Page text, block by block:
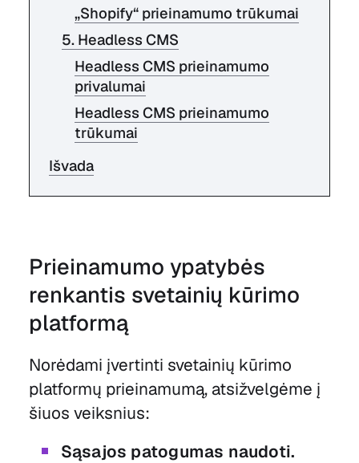
„Shopify“ prieinamumo trūkumai
5. Headless CMS
Headless CMS prieinamumo
privalumai
Headless CMS prieinamumo
trūkumai
Išvada
Prieinamumo ypatybės
renkantis svetainių kūrimo
platformą
Norėdami įvertinti svetainių kūrimo
platformų prieinamumą, atsižvelgėme į
šiuos veiksnius:
Sąsajos patogumas naudoti.